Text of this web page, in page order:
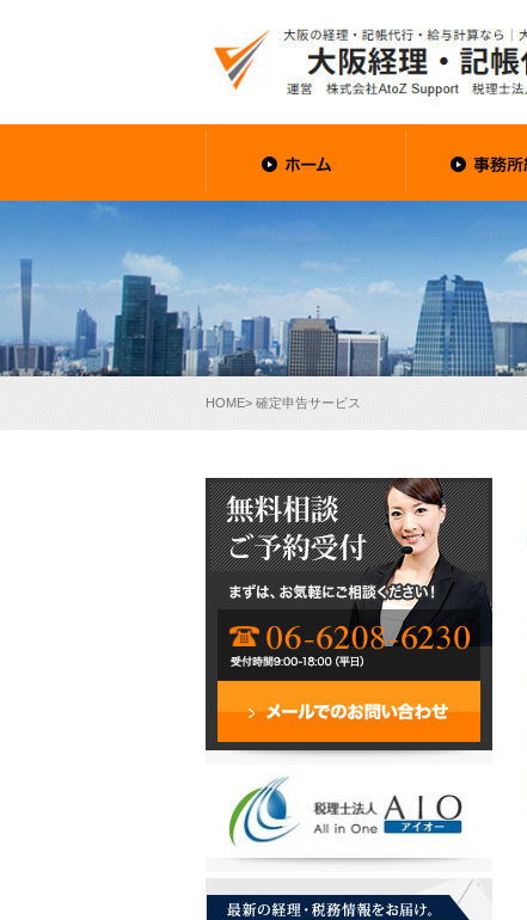
HOME> 確定申告サービス